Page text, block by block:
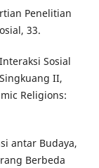
Penelitian
33.
Sosial
II,
Religions:
antar Budaya,
Berbeda